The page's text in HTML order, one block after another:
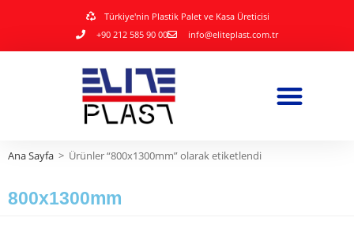
Türkiye'nin Plastik Palet ve Kasa Üreticisi
+90 212 585 90 00
info@eliteplast.com.tr
Ana Sayfa > Ürünler “800x1300mm” olarak etiketlendi
800x1300mm